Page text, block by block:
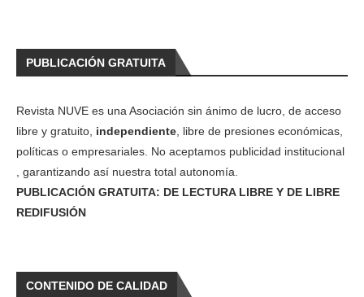
PUBLICACIÓN GRATUITA
Revista NUVE es una Asociación sin ánimo de lucro, de acceso
libre y gratuito, independiente , libre de presiones económicas,
políticas o empresariales. No aceptamos publicidad institucional
, garantizando así nuestra total autonomía.
PUBLICACIÓN GRATUITA: DE LECTURA LIBRE Y DE LIBRE
REDIFUSIÓN
CONTENIDO DE CALIDAD